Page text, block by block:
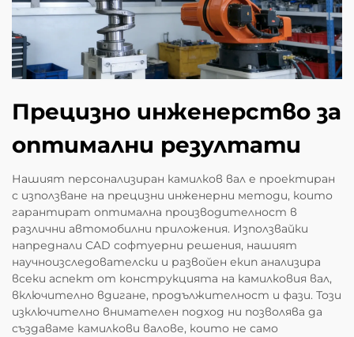
Прецизно инженерство за
оптимални резултати
Нашият персонализиран камилков вал е проектиран
с използване на прецизни инженерни методи, които
гарантират оптимална производителност в
различни автомобилни приложения. Използвайки
напреднали CAD софтуерни решения, нашият
научноизследователски и развойен екип анализира
всеки аспект от конструкцията на камилковия вал,
включително вдигане, продължителност и фази. Този
изключително внимателен подход ни позволява да
създаваме камилкови валове, които не само